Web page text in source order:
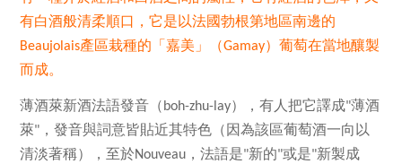
有白酒般清柔順口，它是以法國勃根第地區南邊的
Beaujolais產區栽種的 「嘉美」（Gamay）葡萄在當地釀製
而成。
薄酒萊新酒法語發音（boh-zhu-lay），有人把它譯成"薄酒
萊" ，發音與詞意皆貼近其特色（因為該區葡萄酒一向以
清淡著稱），至於Nouveau ，法語是"新的"或是"新製成